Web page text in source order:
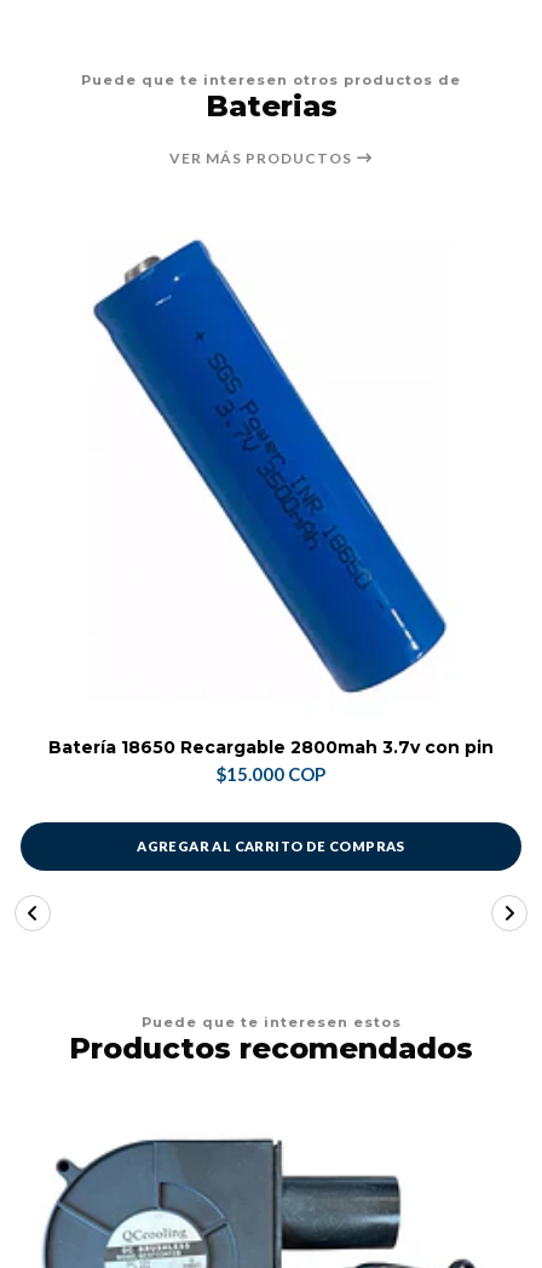
Puede que te interesen otros productos de
Baterias
VER MÁS PRODUCTOS
Batería 18650 Recargable 2800mah 3.7v con pin
$15.000 COP
AGREGAR AL CARRITO DE COMPRAS
Puede que te interesen estos
Productos recomendados